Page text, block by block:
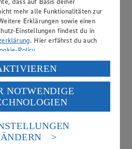
mehr alle Funktionalitäten zur
Erklärungen sowie einen
Einstellungen findest du in
. Hier erfährst du auch
Policy.
personenbezogenen Daten in den
und YouTube:
klickst, willigst du im Sinne
1 lit. a) DSGVO ein, dass deine
werden. Der EuGH sieht
einem nach europäischen
Datenschutzniveau an.
eines Zugriffs durch US-
NOTWENDIGE
ÄNDERN